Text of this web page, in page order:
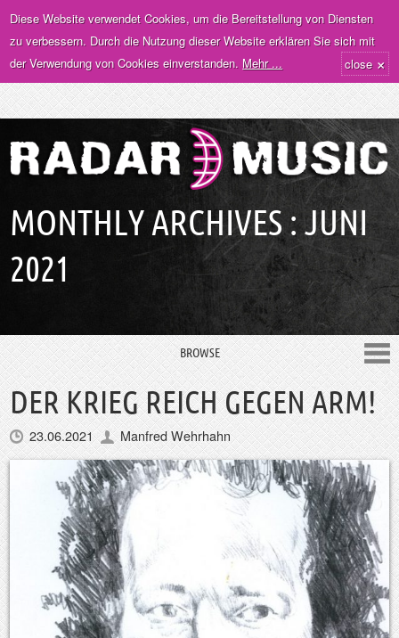
Diese Website verwendet Cookies, um die Bereitstellung von Diensten
zu verbessern. Durch die Nutzung dieser Website erklären Sie sich mit
der Verwendung von Cookies einverstanden. Mehr ... close ×
MONTHLY ARCHIVES :JUNI
2021
BROWSE
DER KRIEG REICH GEGEN ARM!
23.06.2021 Manfred Wehrhahn